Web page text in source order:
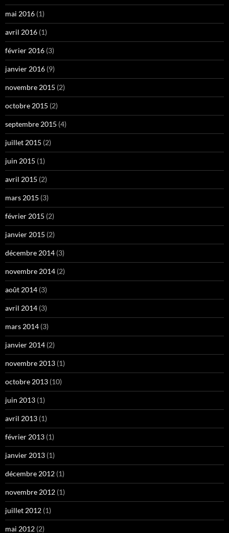
mai 2016 (1)
avril 2016 (1)
février 2016 (3)
janvier 2016 (9)
novembre 2015 (2)
octobre 2015 (2)
septembre 2015 (4)
juillet 2015 (2)
juin 2015 (1)
avril 2015 (2)
mars 2015 (3)
février 2015 (2)
janvier 2015 (2)
décembre 2014 (3)
novembre 2014 (2)
août 2014 (3)
avril 2014 (3)
mars 2014 (3)
janvier 2014 (2)
novembre 2013 (1)
octobre 2013 (10)
juin 2013 (1)
avril 2013 (1)
février 2013 (1)
janvier 2013 (1)
décembre 2012 (1)
novembre 2012 (1)
juillet 2012 (1)
mai 2012 (2)